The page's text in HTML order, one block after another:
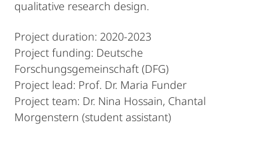
qualitative research design.
Project duration: 2020-2023
Project funding: Deutsche
Forschungsgemeinschaft (DFG)
Project lead: Prof. Dr. Maria Funder
Project team: Dr. Nina Hossain, Chantal
Morgenstern (student assistant)